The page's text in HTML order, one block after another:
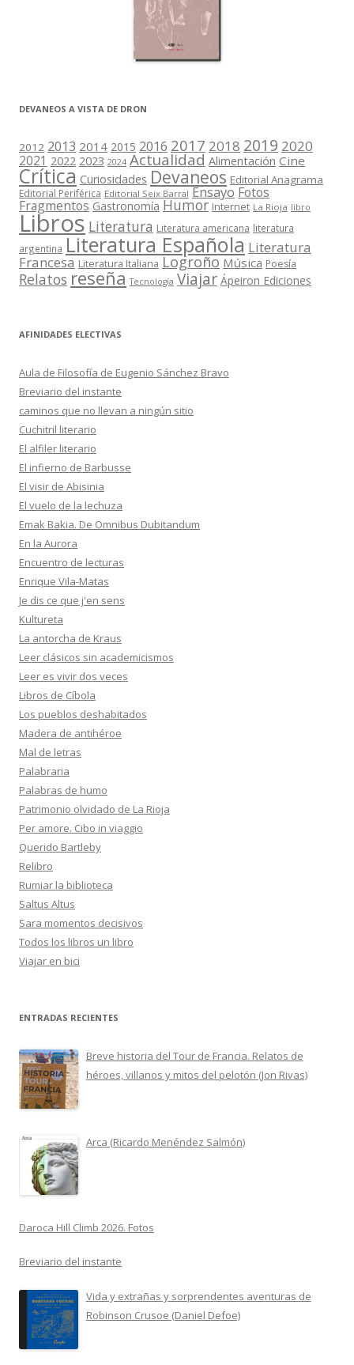
DEVANEOS A VISTA DE DRON
2012 2013 2014 2015 2016 2017 2018 2019 2020
2021 2022 2023 2024 Actualidad Alimentación Cine
Crítica Curiosidades Devaneos Editorial Anagrama
Editorial Periférica Editorial Seix Barral Ensayo Fotos
Fragmentos Gastronomía Humor Internet La Rioja libro
Libros Literatura Literatura americana literatura
argentina Literatura Española Literatura
Francesa Literatura Italiana Logroño Música Poesía
Relatos reseña Tecnología Viajar Ápeiron Ediciones
AFINIDADES ELECTIVAS
Aula de Filosofía de Eugenio Sánchez Bravo
Breviario del instante
caminos que no llevan a ningún sitio
Cuchitril literario
El alfiler literario
El infierno de Barbusse
El visir de Abisinia
El vuelo de la lechuza
Emak Bakia. De Omnibus Dubitandum
En la Aurora
Encuentro de lecturas
Enrique Vila-Matas
Je dis ce que j'en sens
Kultureta
La antorcha de Kraus
Leer clásicos sin academicismos
Leer es vivir dos veces
Libros de Cíbola
Los pueblos deshabitados
Madera de antihéroe
Mal de letras
Palabraria
Palabras de humo
Patrimonio olvidado de La Rioja
Per amore. Cibo in viaggio
Querido Bartleby
Relibro
Rumiar la biblioteca
Saltus Altus
Sara momentos decisivos
Todos los libros un libro
Viajar en bici
ENTRADAS RECIENTES
Breve historia del Tour de Francia. Relatos de
héroes, villanos y mitos del pelotón (Jon Rivas)
Arca (Ricardo Menéndez Salmón)
Daroca Hill Climb 2026. Fotos
Breviario del instante
Vida y extrañas y sorprendentes aventuras de
Robinson Crusoe (Daniel Defoe)